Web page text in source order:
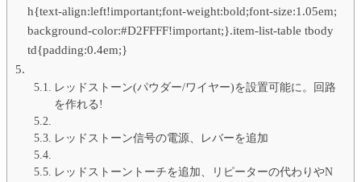
h{text-align:left!important;font-weight:bold;font-size:1.05em;
background-color:#D2FFFF!important;}.item-list-table tbody
td{padding:0.4em;}
レッドストーン(パウダー/ワイヤー)を設置可能に。回路
を作れる!
レッドストーン信号の電源、レバーを追加
レッドストーントーチを追加、リピーターの代わりやN